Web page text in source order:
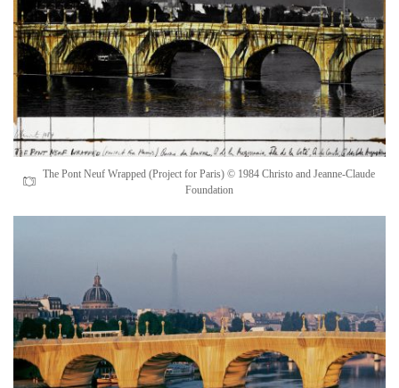
The Pont Neuf Wrapped (Project for Paris) © 1984 Christo and Jeanne-Claude
Foundation